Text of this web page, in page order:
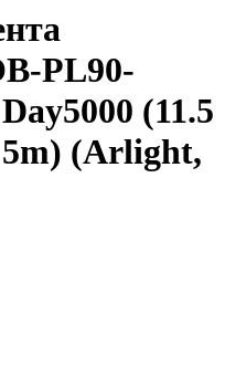
PL90-
(11.5
5m) (Arlight,